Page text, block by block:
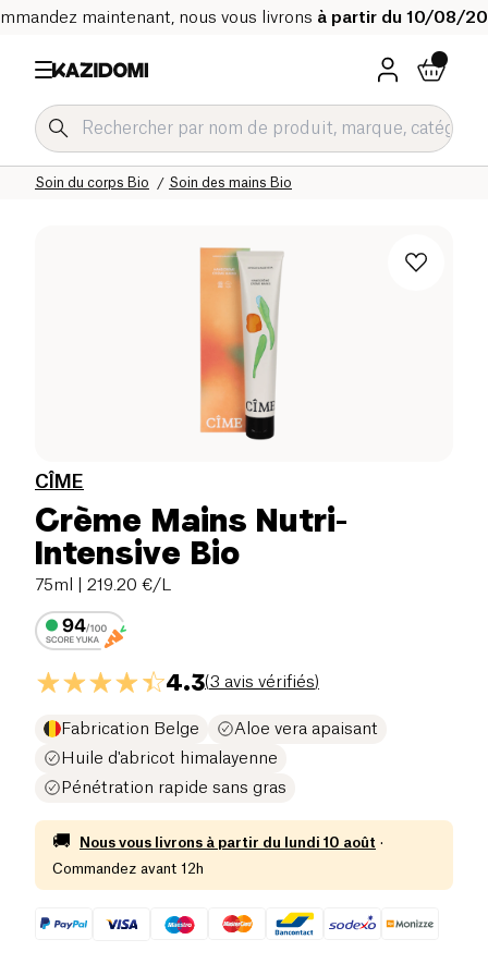
maintenant, nous vous livrons à partir du 10/08/
Soin des mains Bio
Soin du corps Bio
Hygiène & Beauté
Notre catalogue bio
Accueil
CÎME
Crème Mains Nutri-
Intensive Bio
75ml | 219.20 €/L
4.3(3 avis vérifiés)
Fabrication Belge
Aloe vera apaisant
Huile d'abricot himalayenne
Pénétration rapide sans gras
🚚 Nous vous livrons à partir du lundi 10 août ·
Commandez avant 12h